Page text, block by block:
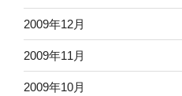
2009年12月
2009年11月
2009年10月